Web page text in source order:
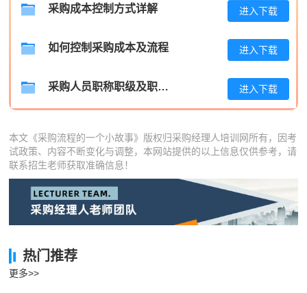
陈** 133****2265
李* 186****8657
孔** 186****3072 2026-08-06
采购成本控制方式详解 进入下载
如何控制采购成本及流程 进入下载
采购人员职称职级及职位晋升管理制度 进入下载
本文《采购流程的一个小故事》版权归采购经理人培训网所有，因考
试政策、内容不断变化与调整，本网站提供的以上信息仅供参考，请
联系招生老师获取准确信息！
热门推荐
更多>>